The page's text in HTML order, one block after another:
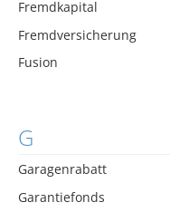
Fremdkapital
Fremdversicherung
Fusion
G
Garagenrabatt
Garantiefonds